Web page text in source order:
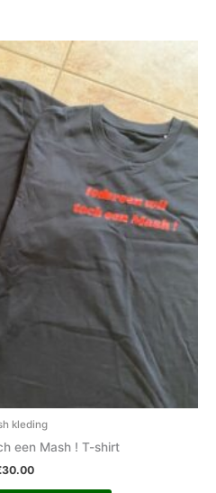
kleding
een Mash ! T-shirt
30.00